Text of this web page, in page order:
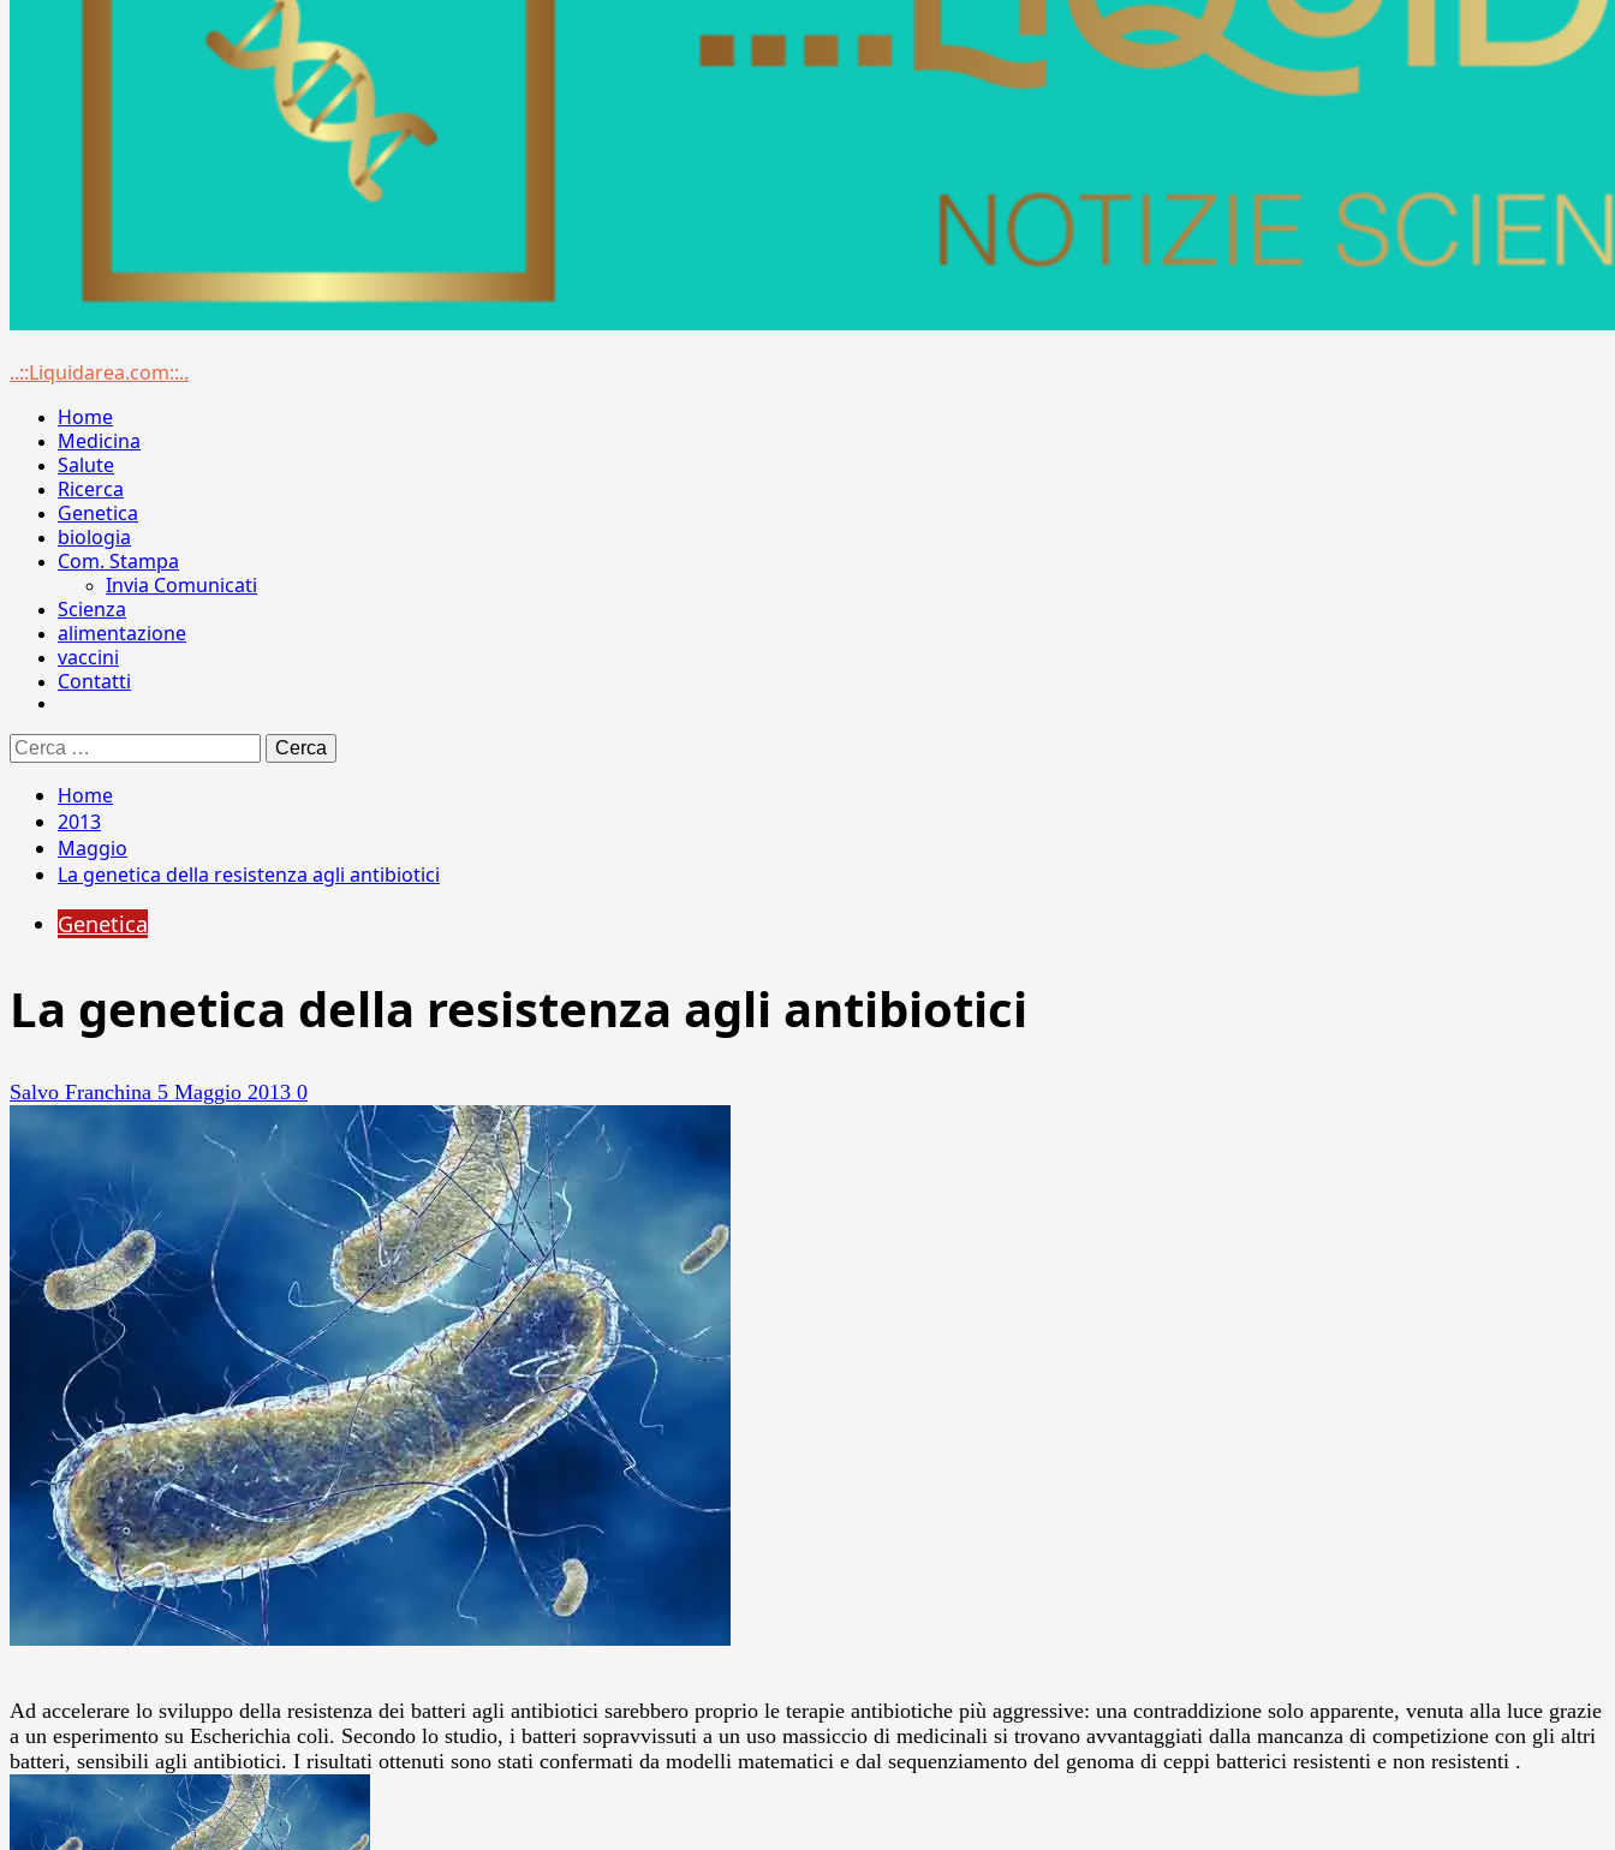
Menu
..::Liquidarea.com::..
Home
Medicina
Salute
Ricerca
Genetica
biologia
Com. Stampa
Invia Comunicati
Scienza
alimentazione
vaccini
Contatti
Ricerca
per:
Home
2013
Maggio
La genetica della resistenza agli antibiotici
Genetica
La genetica della resistenza agli antibiotici
Salvo Franchina 5 Maggio 2013 0
Ad accelerare lo sviluppo della resistenza dei batteri agli antibiotici sarebbero proprio le terapie antibiotiche più aggressive: una contraddizione solo apparente, venuta alla luce grazie
a un esperimento su Escherichia coli. Secondo lo studio, i batteri sopravvissuti a un uso massiccio di medicinali si trovano avvantaggiati dalla mancanza di competizione con gli altri
batteri, sensibili agli antibiotici. I risultati ottenuti sono stati confermati da modelli matematici e dal sequenziamento del genoma di ceppi batterici resistenti e non resistenti .